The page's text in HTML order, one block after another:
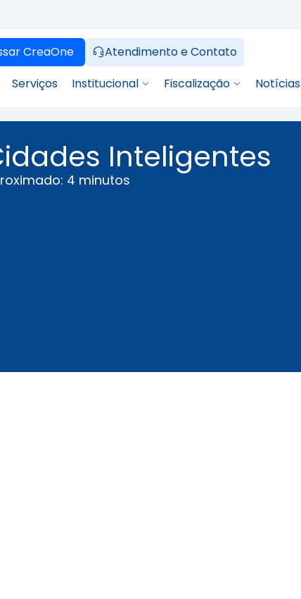
CreaOne
Atendimento e Contato
Serviços Institucional Fiscalização Notícias
Inteligentes
4 minutos